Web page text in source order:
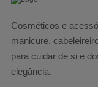
Cosméticos e
manicure,
para cuidar de si e
elegância.